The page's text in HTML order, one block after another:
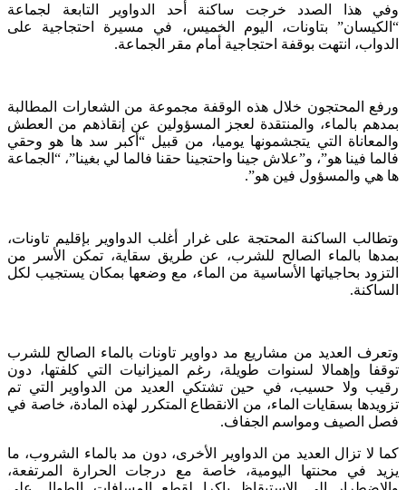
وفي هذا الصدد خرجت ساكنة أحد الدواوير التابعة لجماعة
“الكيسان” بتاونات، اليوم الخميس، في مسيرة احتجاجية على
الدواب، انتهت بوقفة احتجاجية أمام مقر الجماعة.
ورفع المحتجون خلال هذه الوقفة مجموعة من الشعارات المطالبة
بمدهم بالماء، والمنتقدة لعجز المسؤولين عن إنقاذهم من العطش
والمعاناة التي يتجشمونها يوميا، من قبيل “أكبر سد ها هو وحقي
فالما فينا هو”، و”علاش جينا واحتجينا حقنا فالما لي بغينا”، “الجماعة
ها هي والمسؤول فين هو”.
وتطالب الساكنة المحتجة على غرار أغلب الدواوير بإقليم تاونات،
بمدها بالماء الصالح للشرب، عن طريق سقاية، تمكن الأسر من
التزود بحاجياتها الأساسية من الماء، مع وضعها بمكان يستجيب لكل
الساكنة.
وتعرف العديد من مشاريع مد دواوير تاونات بالماء الصالح للشرب
توقفا وإهمالا لسنوات طويلة، رغم الميزانيات التي كلفتها، دون
رقيب ولا حسيب، في حين تشتكي العديد من الدواوير التي تم
تزويدها بسقايات الماء، من الانقطاع المتكرر لهذه المادة، خاصة في
فصل الصيف ومواسم الجفاف.
كما لا تزال العديد من الدواوير الأخرى، دون مد بالماء الشروب، ما
يزيد في محنتها اليومية، خاصة مع درجات الحرارة المرتفعة،